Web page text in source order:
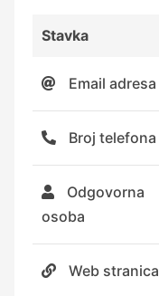
Stavka
Email adresa
Broj telefona
Odgovorna
osoba
Web stranica